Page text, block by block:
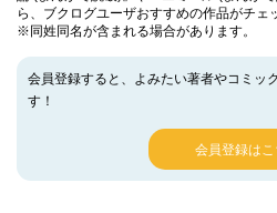
ら、ブクログユーザおすすめの作品がチェ
※同姓同名が含まれる場合があります。
会員登録すると、よみたい著者やコミッ
す！
会員登録はこ